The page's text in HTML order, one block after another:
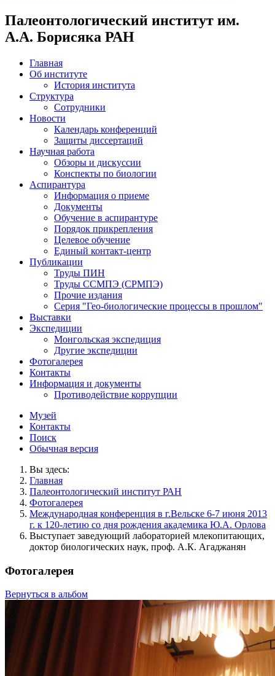
Палеонтологический институт им.
А.А. Борисяка РАН
Главная
Об институте
История института
Структура
Сотрудники
Новости
Календарь конференций
Защиты диссертаций
Научная работа
Обзоры и дискуссии
Конспекты по биологии
Аспирантура
Информация о приеме
Документы
Обучение в аспирантуре
Порядок прикрепления
Целевое обучение
Единый контакт-центр
Публикации
Труды ПИН
Труды ССМПЭ (СРМПЭ)
Прочие издания
Серия "Гео-биологические процессы в прошлом"
Выставки
Экспедиции
Монгольская экспедиция
Другие экспедиции
Фотогалерея
Контакты
Информация и документы
Противодействие коррупции
Музей
Контакты
Поиск
Обычная версия
Вы здесь:
Главная
Палеонтологический институт РАН
Фотогалерея
Международная конференция в г.Вельске 6-7 июня 2013
г. к 120-летию со дня рождения академика Ю.А. Орлова
Выступает заведующий лабораторией млекопитающих,
доктор биологических наук, проф. А.К. Агаджанян
Фотогалерея
Вернуться в альбом